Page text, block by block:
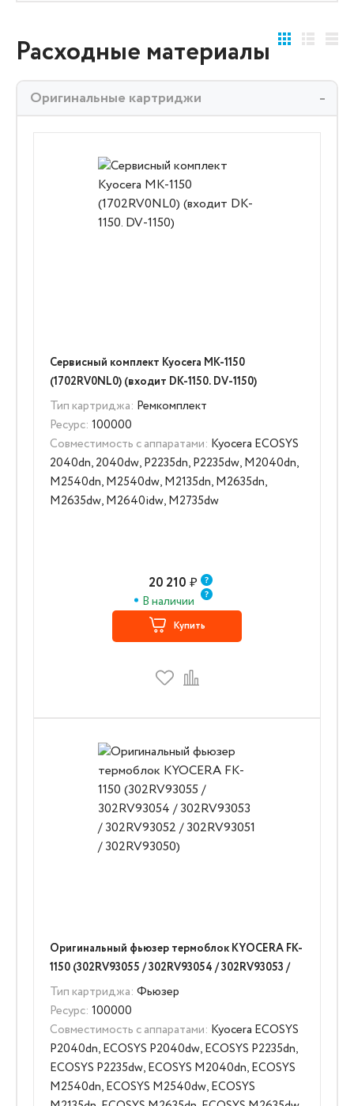
Расходные материалы
Оригинальные картриджи
Сервисный комплект Kyocera MK-1150
(1702RV0NL0) (входит DK-1150. DV-1150)
Тип картриджа: Ремкомплект
Ресурс: 100000
Совместимость с аппаратами: Kyocera ECOSYS
2040dn, 2040dw, P2235dn, P2235dw, M2040dn,
M2540dn, M2540dw, M2135dn, M2635dn,
M2635dw, M2640idw, M2735dw
20 210 ₽
В наличии
Купить
Оригинальный фьюзер термоблок KYOCERA FK-
1150 (302RV93055 / 302RV93054 / 302RV93053 /
302RV93052 / 302RV93051 / 302RV93050)
Тип картриджа: Фьюзер
Ресурс: 100000
Совместимость с аппаратами: Kyocera ECOSYS
P2040dn, ECOSYS P2040dw, ECOSYS P2235dn,
ECOSYS P2235dw, ECOSYS M2040dn, ECOSYS
M2540dn, ECOSYS M2540dw, ECOSYS